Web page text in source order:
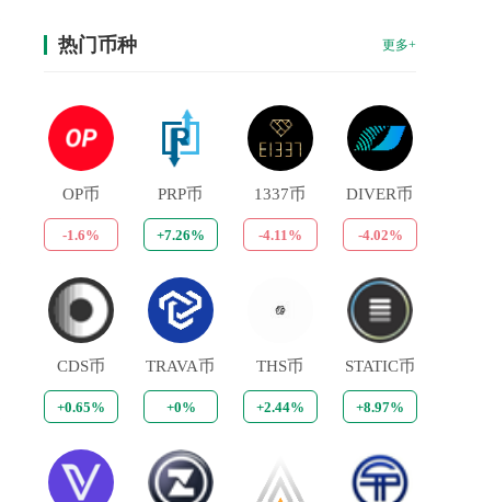
热门币种 更多+
OP币
-1.6%
PRP币
+7.26%
1337币
-4.11%
DIVER币
-4.02%
CDS币
+0.65%
TRAVA币
+0%
THS币
+2.44%
STATIC币
+8.97%